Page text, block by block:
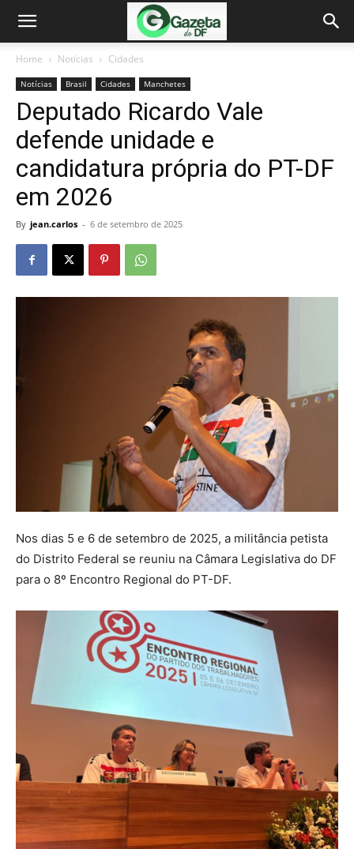
Home Notícias Cidades
Notícias Brasil Cidades Manchetes
Deputado Ricardo Vale
defende unidade e
candidatura própria do PT-DF
em 2026
By jean.carlos - 6 de setembro de 2025
Nos dias 5 e 6 de setembro de 2025, a militância petista
do Distrito Federal se reuniu na Câmara Legislativa do DF
para o 8º Encontro Regional do PT-DF.